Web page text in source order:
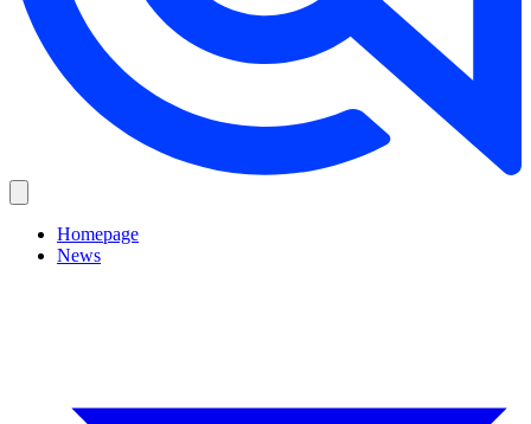
Homepage
News